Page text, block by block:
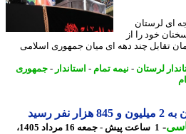
لرستان
خود را از
چند دهه ای میان جمهوری اسلامی
لرستان-نیمه تمام -استاندار-جمهوری
-
1 ساعت پیش - جمعه 16 مرداد 1405،